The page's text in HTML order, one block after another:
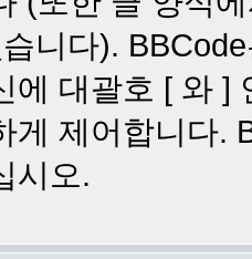
니다).
에 대괄호 [ 와 ]
게 제어합니다.
시오.